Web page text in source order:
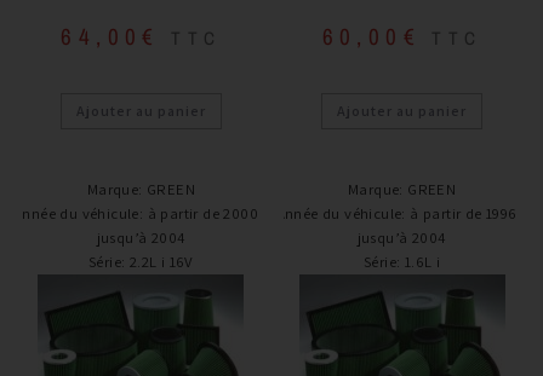
64,00 € TTC
Ajouter au panier
60,00 € TTC
Ajouter au panier
Marque: GREEN
Année du véhicule: à partir de 2000 /
jusqu’à 2004
Série: 2.2L i 16V
Marque: GREEN
Année du véhicule: à partir de 1996 /
jusqu’à 2004
Série: 1.6L i